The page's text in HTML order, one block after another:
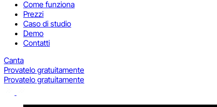
Come funziona
Prezzi
Caso di studio
Demo
Contatti
Canta
Provatelo gratuitamente
Provatelo gratuitamente